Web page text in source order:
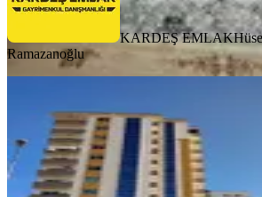
KARDEŞ EMLAK
Ramazanoğlu
3+1 Açık Mutfak
Kiralık Daire
Sarıçam, Çarkıpare